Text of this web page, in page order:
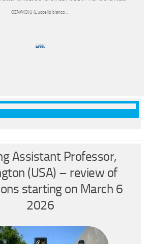
OZNAKOJU (L’uccello bianco …
Leggi
Assistant Professor,
(USA) – review of
starting on March 6
2026